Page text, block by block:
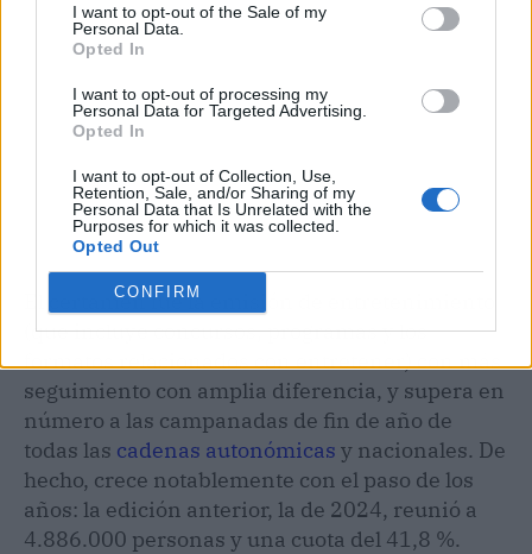
I want to opt-out of the Sale of my
Personal Data.
Opted In
I want to opt-out of processing my
Personal Data for Targeted Advertising.
Opted In
I want to opt-out of Collection, Use,
Retention, Sale, and/or Sharing of my
Personal Data that Is Unrelated with the
Purposes for which it was collected.
Opted Out
CONFIRM
El certamen fue la emisión de entretenimiento
(que incluye concursos, programas y los
formatos relacionados con entretener) con más
seguimiento con amplia diferencia, y supera en
número a las campanadas de fin de año de
todas las cadenas autonómicas y nacionales. De
hecho, crece notablemente con el paso de los
años: la edición anterior, la de 2024, reunió a
4.886.000 personas y una cuota del 41,8 %.